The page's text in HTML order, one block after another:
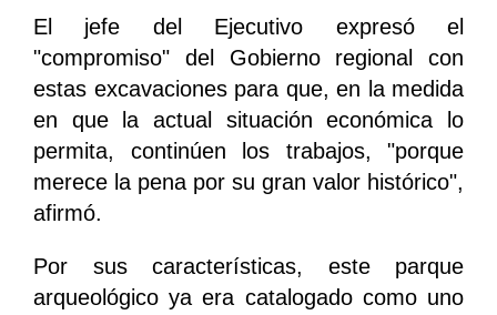
El jefe del Ejecutivo expresó el
"compromiso" del Gobierno regional con
estas excavaciones para que, en la medida
en que la actual situación económica lo
permita, continúen los trabajos, "porque
merece la pena por su gran valor histórico",
afirmó.
Por sus características, este parque
arqueológico ya era catalogado como uno